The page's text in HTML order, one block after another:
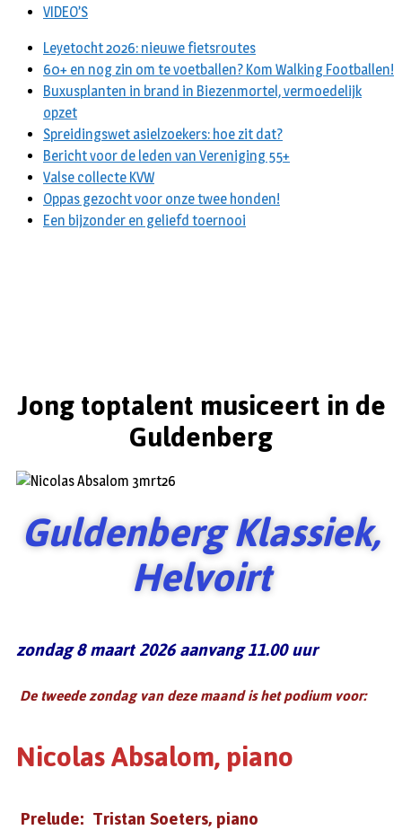
VIDEO’S
Leyetocht 2026: nieuwe fietsroutes
60+ en nog zin om te voetballen? Kom Walking Footballen!
Buxusplanten in brand in Biezenmortel, vermoedelijk
opzet
Spreidingswet asielzoekers: hoe zit dat?
Bericht voor de leden van Vereniging 55+
Valse collecte KVW
Oppas gezocht voor onze twee honden!
Een bijzonder en geliefd toernooi
Jong toptalent musiceert in de
Guldenberg
Guldenberg Klassiek,
Helvoirt
zondag 8 maart 2026 aanvang 11.00 uur
De tweede zondag van deze maand is het podium voor:
Nicolas Absalom, piano
Prelude: Tristan Soeters, piano